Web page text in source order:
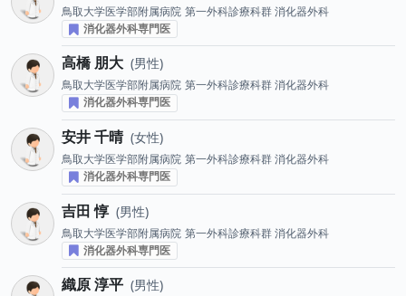
鳥取大学医学部附属病院 第一外科診療科群 消化器外科
消化器外科専門医
高橋 朋大 男性
鳥取大学医学部附属病院 第一外科診療科群 消化器外科
消化器外科専門医
安井 千晴 女性
鳥取大学医学部附属病院 第一外科診療科群 消化器外科
消化器外科専門医
吉田 惇 男性
鳥取大学医学部附属病院 第一外科診療科群 消化器外科
消化器外科専門医
織原 淳平 男性